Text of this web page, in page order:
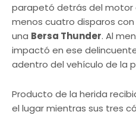
parapetó detrás del motor
menos cuatro disparos
una Bersa Thunder. Al
impactó en ese
adentro del vehículo de la
Producto de la herida
el lugar mientras sus tres